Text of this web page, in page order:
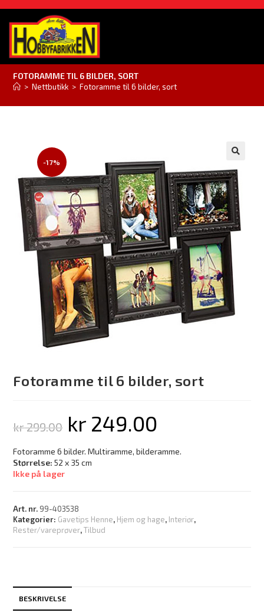
FOTORAMME TIL 6 BILDER, SORT
> Nettbutikk > Fotoramme til 6 bilder, sort
-17%
Fotoramme til 6 bilder, sort
kr299.00 kr 249.00
Fotoramme 6 bilder. Multiramme, bilderamme.
Størrelse:52 x 35 cm
Ikke på lager
Art. nr. 99-403538
Kategorier: Gavetips Henne, Hjem og hage, Interiør,
Rester/vareprøver,Tilbud
BESKRIVELSE